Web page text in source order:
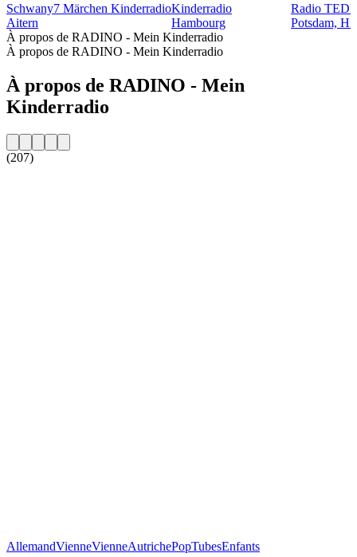
Schwany7 Märchen Kinderradio
Aitern
Kinderradio
Hambourg
Radio
Potsdam,
À propos de RADINO - Mein Kinderradio
À propos de RADINO - Mein Kinderradio
À propos de RADINO - Mein
Kinderradio
(207)
AllemandVienneVienneAutrichePopTubesEnfants